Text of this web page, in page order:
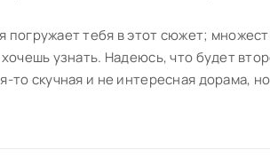
погружает тебя в этот сюжет;
узнать. Надеюсь, что будет
то скучная и не интересная дорама,